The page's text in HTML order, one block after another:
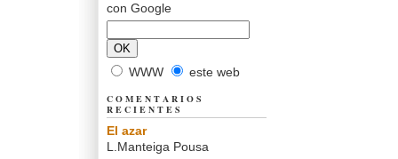
con Google
WWW este web
COMENTARIOS
RECIENTES
El azar
L.Manteiga Pousa